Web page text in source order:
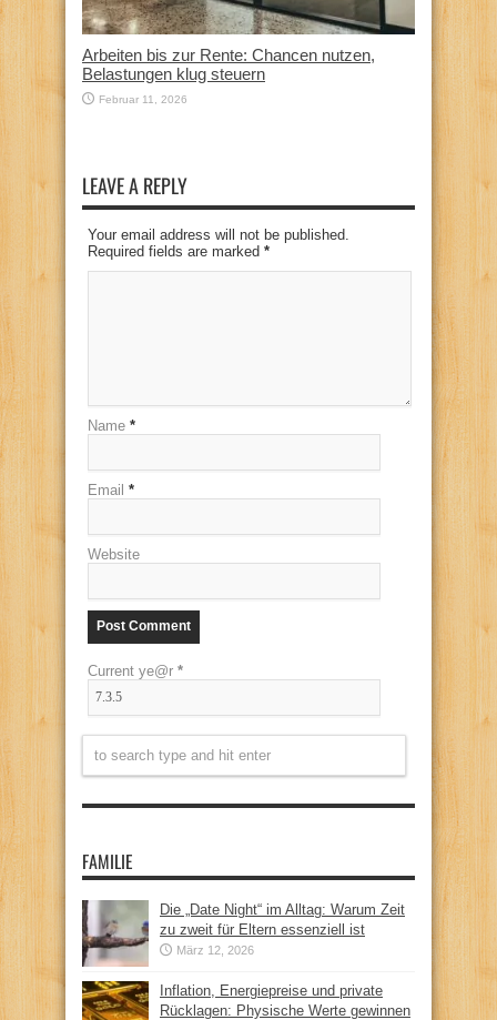
Arbeiten bis zur Rente: Chancen nutzen,
Belastungen klug steuern
Februar 11, 2026
LEAVE A REPLY
Your email address will not be published.
Required fields are marked *
Name *
Email *
Website
Current ye@r *
FAMILIE
Die „Date Night“ im Alltag: Warum Zeit
zu zweit für Eltern essenziell ist
März 12, 2026
Inflation, Energiepreise und private
Rücklagen: Physische Werte gewinnen